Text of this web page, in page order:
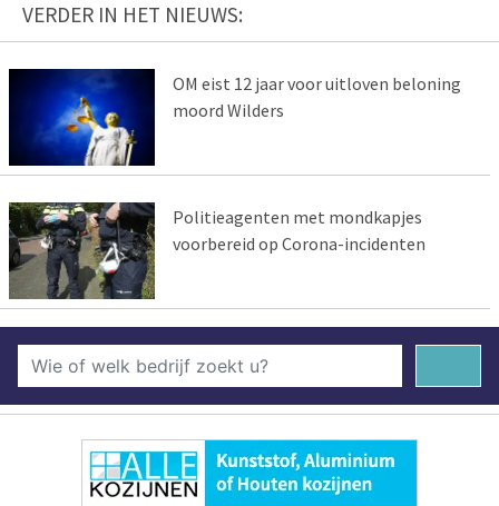
VERDER IN HET NIEUWS:
OM eist 12 jaar voor uitloven beloning
moord Wilders
Politieagenten met mondkapjes
voorbereid op Corona-incidenten